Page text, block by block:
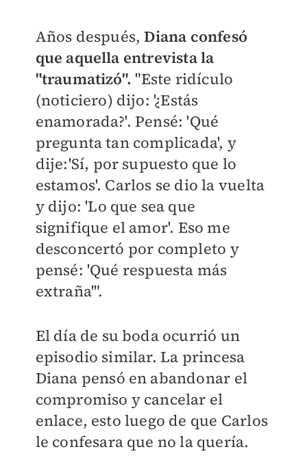
Años después,Diana confesó
que aquella entrevista la
"traumatizó". "Este ridículo
(noticiero) dijo: '¿Estás
enamorada?'. Pensé: 'Qué
pregunta tan complicada', y
dije:'Sí, por supuesto que lo
estamos'. Carlos se dio la vuelta
y dijo: 'Lo que sea que
signifique el amor'. Eso me
desconcertó por completo y
pensé: 'Qué respuesta más
extraña'".
El día de su boda ocurrió un
episodio similar. La princesa
Diana pensó en abandonar el
compromiso y cancelar el
enlace, esto luego de que Carlos
le confesara que no la quería.